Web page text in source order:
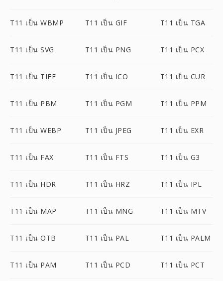
T11 เป็น WBMP T11 เป็น GIF T11 เป็น TGA
T11 เป็น SVG T11 เป็น PNG T11 เป็น PCX
T11 เป็น TIFF T11 เป็น ICO T11 เป็น CUR
T11 เป็น PBM T11 เป็น PGM T11 เป็น PPM
T11 เป็น WEBP T11 เป็น JPEG T11 เป็น EXR
T11 เป็น FAX T11 เป็น FTS T11 เป็น G3
T11 เป็น HDR T11 เป็น HRZ T11 เป็น IPL
T11 เป็น MAP T11 เป็น MNG T11 เป็น MTV
T11 เป็น OTB T11 เป็น PAL T11 เป็น PALM
T11 เป็น PAM T11 เป็น PCD T11 เป็น PCT